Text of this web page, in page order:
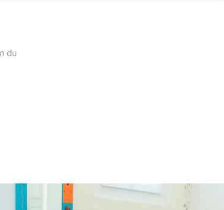
du